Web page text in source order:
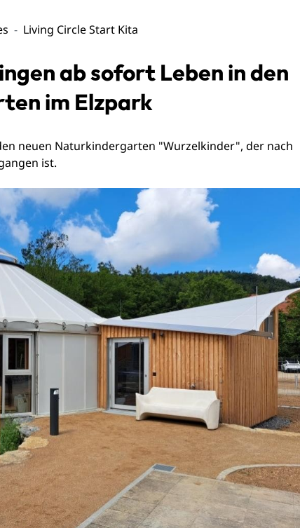
Living Circle Start Kita
ab sofort Leben in den
im Elzpark
neuen Naturkindergarten "Wurzelkinder", der nach
ist.